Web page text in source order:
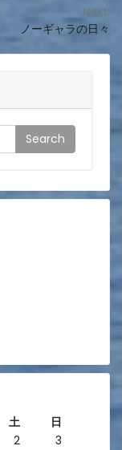
Next:
ノーギャラの日々
土
日
2
3